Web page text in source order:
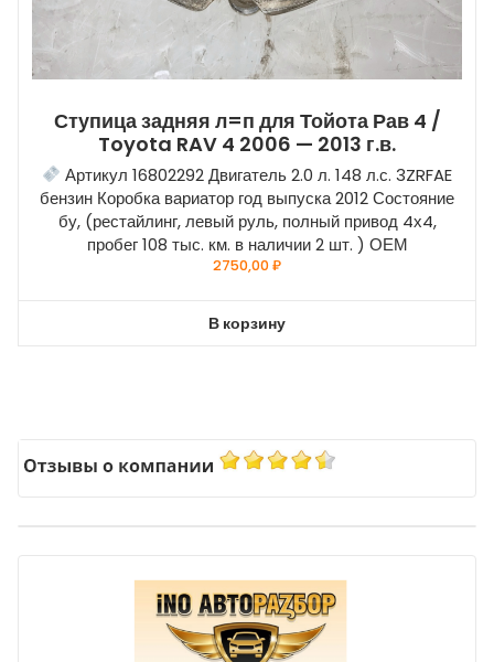
Ступица задняя л=п для Тойота Рав 4 /
Toyota RAV 4 2006 — 2013 г.в.
Артикул 16802292 Двигатель 2.0 л. 148 л.с. 3ZRFAE
бензин Коробка вариатор год выпуска 2012 Состояние
бу, (рестайлинг, левый руль, полный привод 4х4,
пробег 108 тыс. км. в наличии 2 шт. ) ОЕМ
2750,00₽
В корзину